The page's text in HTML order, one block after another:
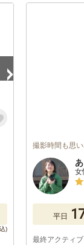
撮影時間も思
女
平日
最終アクティ